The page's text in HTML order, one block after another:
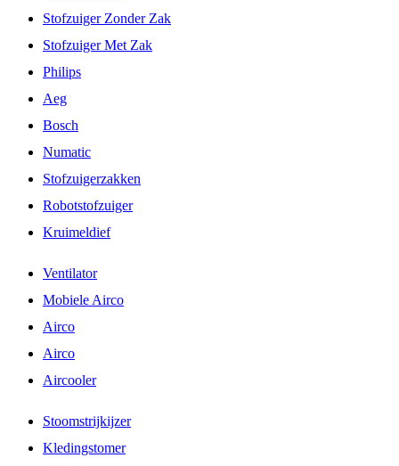
Stofzuiger Zonder Zak
Stofzuiger Met Zak
Philips
Aeg
Bosch
Numatic
Stofzuigerzakken
Robotstofzuiger
Kruimeldief
Ventilator
Mobiele Airco
Airco
Airco
Aircooler
Stoomstrijkijzer
Kledingstomer